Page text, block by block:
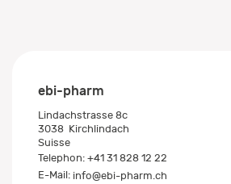
ebi-pharm
Lindachstrasse 8c
3038 Kirchlindach
Suisse
Telephon: +41 31 828 12 22
E-Mail: info@ebi-pharm.ch